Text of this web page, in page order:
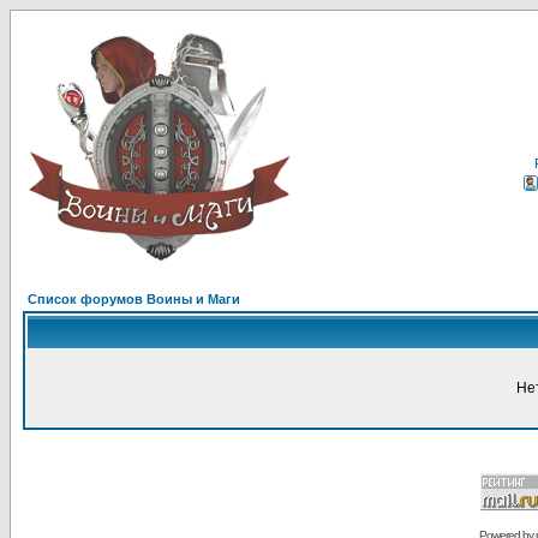
Список форумов Воины и Маги
Powered by